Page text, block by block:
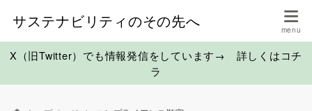
サステナビリティのその先へ
X（旧Twitter）でも情報発信をしています→ 詳しくはコチ
ラ